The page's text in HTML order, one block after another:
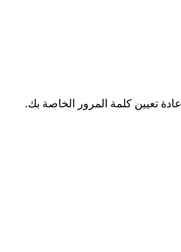
تعيين كلمة المرور الخاصة بك.